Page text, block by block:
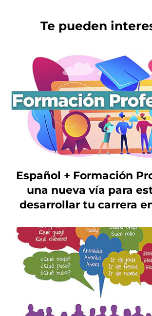
Te pueden
Español + Formación
una nueva vía para
desarrollar tu carrera